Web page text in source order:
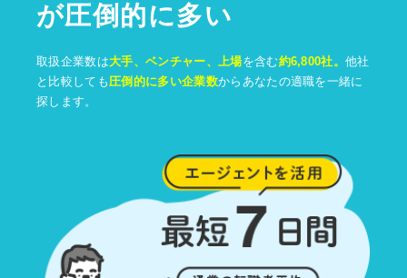
が圧倒的に多い
取扱企業数は大手、ベンチャー、上場を含む約6,800社。他社
と比較しても圧倒的に多い企業数からあなたの適職を一緒に
探します。